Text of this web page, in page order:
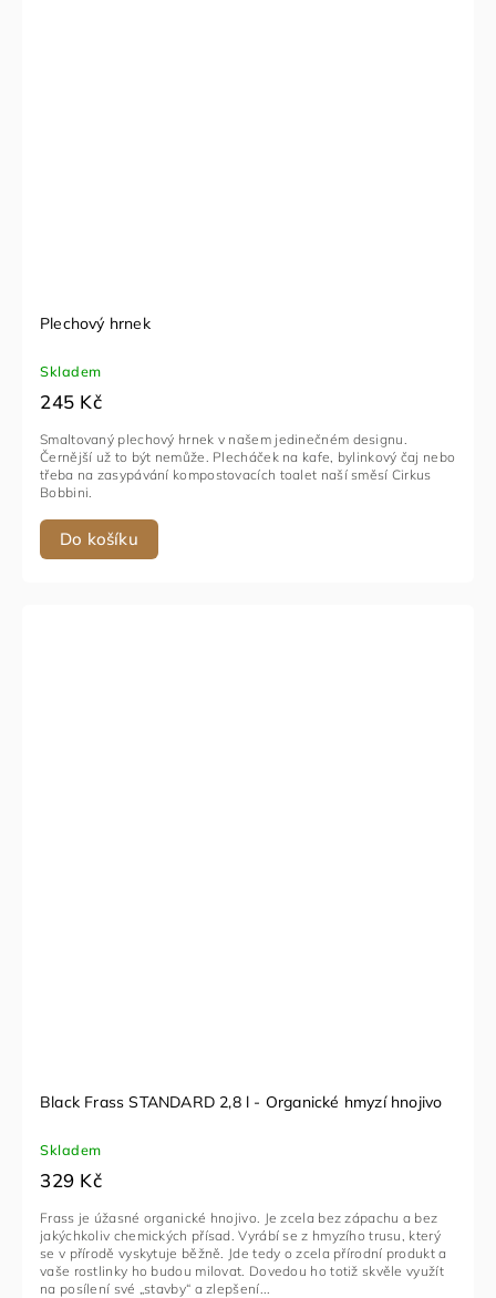
Plechový hrnek
Skladem
245 Kč
Do košíku
Smaltovaný plechový hrnek v našem jedinečném designu.
Černější už to být nemůže. Plecháček na kafe, bylinkový čaj nebo
třeba na zasypávání kompostovacích toalet naší směsí Cirkus
Bobbini.
Black Frass STANDARD 2,8 l - Organické hmyzí hnojivo
Skladem
329 Kč
Frass je úžasné organické hnojivo. Je zcela bez zápachu a bez
jakýchkoliv chemických přísad. Vyrábí se z hmyzího trusu, který
se v přírodě vyskytuje běžně. Jde tedy o zcela přírodní produkt a
vaše rostlinky ho budou milovat. Dovedou ho totiž skvěle využít
na posílení své „stavby“ a zlepšení...